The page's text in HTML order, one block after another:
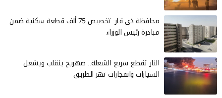
محافظة ذي قار: تخصيص 75 ألف قطعة سكنية ضمن
مبادرة رئيس الوزراء
النار تقطع سريع الشعلة.. صهريج ينقلب ويشعل
السيارات وانفجارات تهز الطريق